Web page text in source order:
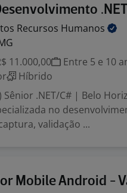
Recursos Humanos
11.000,00
Entre 5 e 10
Híbrido
Sênior .NET/C# | Belo
no
validação ...
Mobile Android -